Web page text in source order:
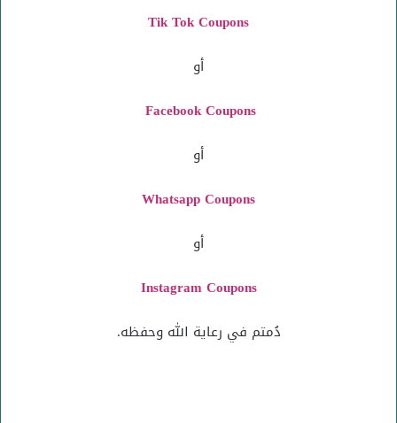
Tik Tok Coupons
أو
Facebook Coupons
أو
Whatsapp Coupons
أو
Coupons
Instagram
دُمتم في رعاية الله وحفظه.